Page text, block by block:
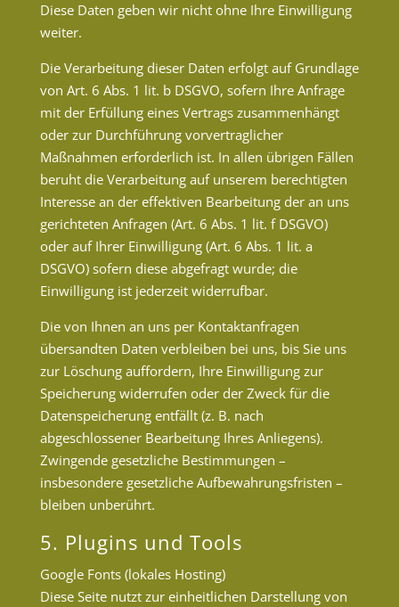
Diese Daten geben wir nicht ohne Ihre Einwilligung
weiter.
Die Verarbeitung dieser Daten erfolgt auf Grundlage
von Art. 6 Abs. 1 lit. b DSGVO, sofern Ihre Anfrage
mit der Erfüllung eines Vertrags zusammenhängt
oder zur Durchführung vorvertraglicher
Maßnahmen erforderlich ist. In allen übrigen Fällen
beruht die Verarbeitung auf unserem berechtigten
Interesse an der effektiven Bearbeitung der an uns
gerichteten Anfragen (Art. 6 Abs. 1 lit. f DSGVO)
oder auf Ihrer Einwilligung (Art. 6 Abs. 1 lit. a
DSGVO) sofern diese abgefragt wurde; die
Einwilligung ist jederzeit widerrufbar.
Die von Ihnen an uns per Kontaktanfragen
übersandten Daten verbleiben bei uns, bis Sie uns
zur Löschung auffordern, Ihre Einwilligung zur
Speicherung widerrufen oder der Zweck für die
Datenspeicherung entfällt (z. B. nach
abgeschlossener Bearbeitung Ihres Anliegens).
Zwingende gesetzliche Bestimmungen –
insbesondere gesetzliche Aufbewahrungsfristen –
bleiben unberührt.
5. Plugins und Tools
Google Fonts (lokales Hosting)
Diese Seite nutzt zur einheitlichen Darstellung von